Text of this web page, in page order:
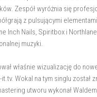
Zespół wyróżnia się
z pulsującymi
Inch Nails, Spiritbox i
muzyki.
właśnie wizualizację do
Wokal na tym singlu
utworu wykonał